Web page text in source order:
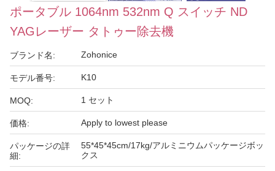
ポータブル 1064nm 532nm Q スイッチ ND
YAGレーザー タトゥー除去機
ブランド名: Zohonice
モデル番号: K10
MOQ: 1 セット
価格: Apply to lowest please
パッケージの詳
細:
55*45*45cm/17kg/アルミニウムパッケージボッ
クス